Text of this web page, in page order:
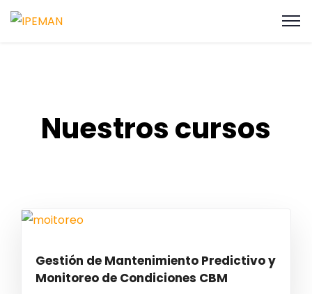
Nuestros cursos
Gestión de Mantenimiento Predictivo y
Monitoreo de Condiciones CBM